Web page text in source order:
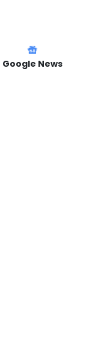
Google News